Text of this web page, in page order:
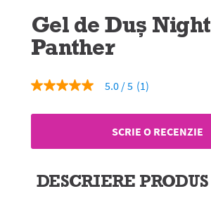
Gel de Duș Night
Panther
5.0
5
medie
Read
5.0 (1)
SCRIE O RECENZIE
DESCRIERE PRODUS